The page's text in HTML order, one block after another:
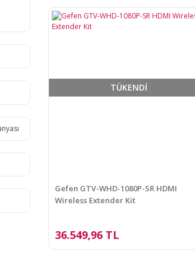
TÜKENDİ
Gefen GTV-WHD-1080P-SR HDMI
Wireless Extender Kit
36.549,96 TL